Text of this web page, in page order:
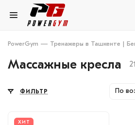
PowerGym — Тренажеры в Ташкенте |
Массажные кресла
ФИЛЬТР
ХИТ